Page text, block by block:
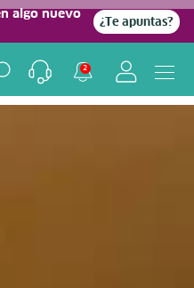
algo nuevo
¿Te apuntas?
2